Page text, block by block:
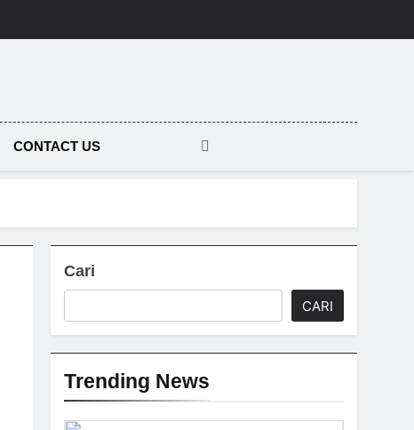
CONTACT US
Cari
CARI
Trending News